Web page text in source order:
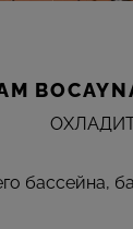
бассейна,